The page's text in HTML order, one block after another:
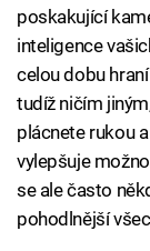
poskakující
inteligence
celou dobu
tudíž ničím
plácnete rukou
vylepšuje
se ale často
pohodlnější